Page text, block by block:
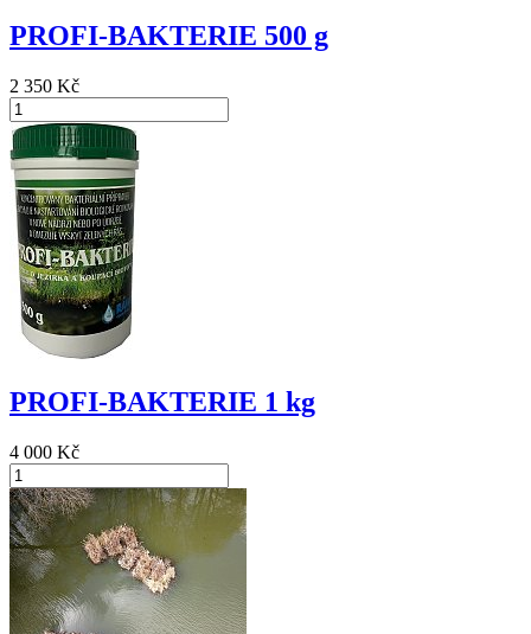
PROFI-BAKTERIE 500 g
2 350 Kč
PROFI-BAKTERIE 1 kg
4 000 Kč